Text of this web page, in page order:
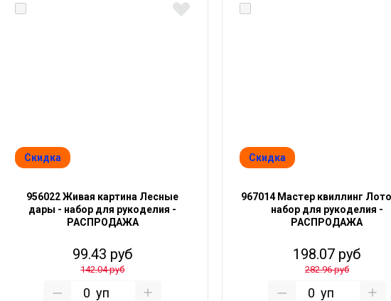
Скидка
956022 Живая картина Лесные
дары - набор для рукоделия -
РАСПРОДАЖА
99.43 руб
142.04 руб
уп
Скидка
967014 Мастер квиллинг
набор для рукоделия -
РАСПРОДАЖА
198.07 руб
282.96 руб
уп